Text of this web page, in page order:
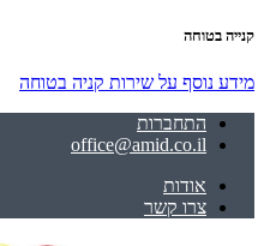
קנייה בטוחה
מידע נוסף על שירות קניה בטוחה
התחברות
office@amid.co.il
אודות
צרו קשר